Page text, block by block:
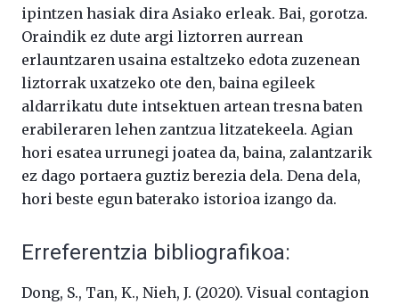
ipintzen hasiak dira Asiako erleak. Bai, gorotza.
Oraindik ez dute argi liztorren aurrean
erlauntzaren usaina estaltzeko edota zuzenean
liztorrak uxatzeko ote den, baina egileek
aldarrikatu dute intsektuen artean tresna baten
erabileraren lehen zantzua litzatekeela. Agian
hori esatea urrunegi joatea da, baina, zalantzarik
ez dago portaera guztiz berezia dela. Dena dela,
hori beste egun baterako istorioa izango da.
Erreferentzia bibliografikoa:
Dong, S., Tan, K., Nieh, J. (2020). Visual contagion